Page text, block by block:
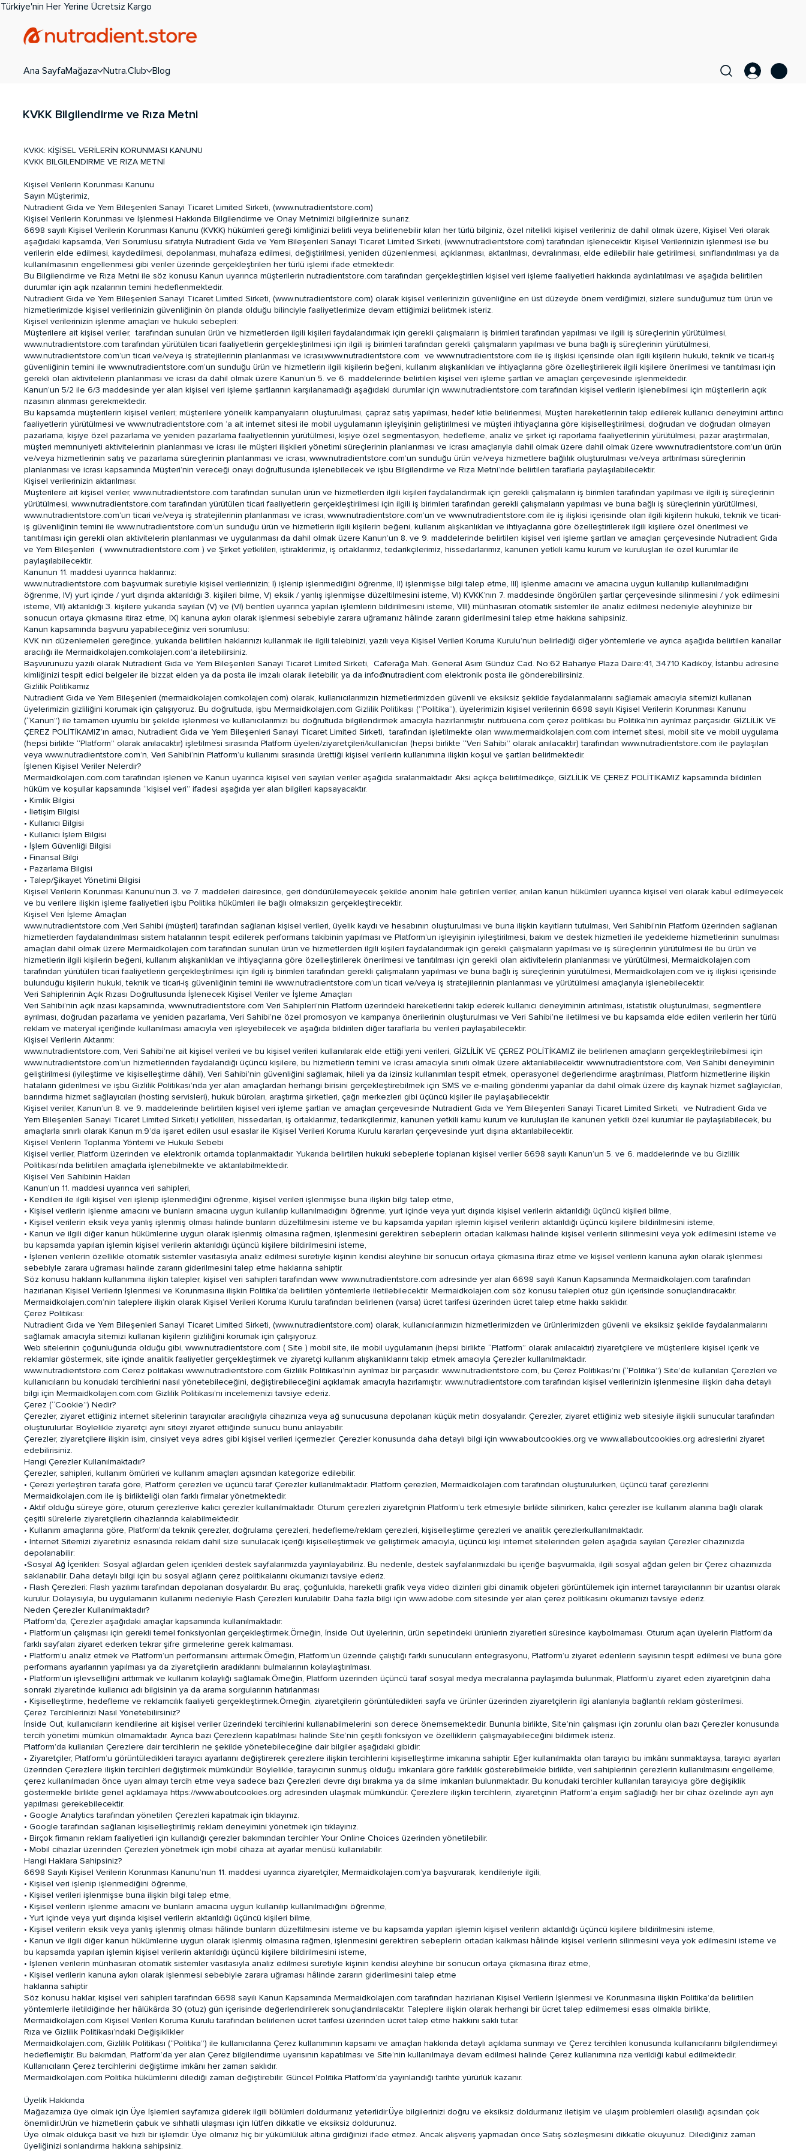
Ana SayfaMağaza Nutra.Club Blog
Türkiye'nin Her Yerine Ücretsiz Kargo
KVKK: KİŞİSEL VERİLERİN KORUNMASI KANUNU
KVKK BILGILENDIRME VE RIZA METNİ
Kişisel Verilerin Korunması Kanunu
Sayın Müşterimiz,
Nutradient Gıda ve Yem Bileşenleri Sanayi Ticaret Limited Sirketi, (www.nutradientstore.com)
Kişisel Verilerin Korunması ve İşlenmesi Hakkında Bilgilendirme ve Onay Metnimizi bilgilerinize sunarız.
6698 sayılı Kişisel Verilerin Korunması Kanunu (KVKK) hükümleri gereği kimliğinizi belirli veya belirlenebilir kılan her türlü bilginiz, özel nitelikli kişisel verileriniz de dahil olmak üzere, Kişisel Veri olarak
aşağıdaki kapsamda, Veri Sorumlusu sıfatıyla Nutradient Gıda ve Yem Bileşenleri Sanayi Ticaret Limited Sirketi, (www.nutradientstore.com) tarafından işlenecektir. Kişisel Verilerinizin işlenmesi ise bu
verilerin elde edilmesi, kaydedilmesi, depolanması, muhafaza edilmesi, değiştirilmesi, yeniden düzenlenmesi, açıklanması, aktarılması, devralınması, elde edilebilir hale getirilmesi, sınıflandırılması ya da
kullanılmasının engellenmesi gibi veriler üzerinde gerçekleştirilen her türlü işlemi ifade etmektedir.
Bu Bilgilendirme ve Rıza Metni ile söz konusu Kanun uyarınca müşterilerin nutradientstore.com tarafından gerçekleştirilen kişisel veri işleme faaliyetleri hakkında aydınlatılması ve aşağıda belirtilen
durumlar için açık rızalarının temini hedeflenmektedir.
Nutradient Gıda ve Yem Bileşenleri Sanayi Ticaret Limited Sirketi, (www.nutradientstore.com) olarak kişisel verilerinizin güvenliğine en üst düzeyde önem verdiğimizi, sizlere sunduğumuz tüm ürün ve
hizmetlerimizde kişisel verilerinizin güvenliğinin ön planda olduğu bilinciyle faaliyetlerimize devam ettiğimizi belirtmek isteriz.
Kişisel verilerinizin işlenme amaçları ve hukuki sebepleri:
Müşterilere ait kişisel veriler, tarafından sunulan ürün ve hizmetlerden ilgili kişileri faydalandırmak için gerekli çalışmaların iş birimleri tarafından yapılması ve ilgili iş süreçlerinin yürütülmesi,
www.nutradientstore.com tarafından yürütülen ticari faaliyetlerin gerçekleştirilmesi için ilgili iş birimleri tarafından gerekli çalışmaların yapılması ve buna bağlı iş süreçlerinin yürütülmesi,
www.nutradientstore.com’un ticari ve/veya iş stratejilerinin planlanması ve icrası,www.nutradientstore.com vewww.nutradientstore.com ile iş ilişkisi içerisinde olan ilgili kişilerin hukuki, teknik ve ticari-iş
güvenliğinin temini ilewww.nutradientstore.com’un sunduğu ürün ve hizmetlerin ilgili kişilerin beğeni, kullanım alışkanlıkları ve ihtiyaçlarına göre özelleştirilerek ilgili kişilere önerilmesi ve tanıtılması için
gerekli olan aktivitelerin planlanması ve icrası da dahil olmak üzere Kanun’un 5. ve 6. maddelerinde belirtilen kişisel veri işleme şartları ve amaçları çerçevesinde işlenmektedir.
Kanun’un 5/2 ile 6/3 maddesinde yer alan kişisel veri işleme şartlarının karşılanamadığı aşağıdaki durumlar için www.nutradientstore.com tarafından kişisel verilerin işlenebilmesi için müşterilerin açık
rızasının alınması gerekmektedir.
Bu kapsamda müşterilerin kişisel verileri; müşterilere yönelik kampanyaların oluşturulması, çapraz satış yapılması, hedef kitle belirlenmesi, Müşteri hareketlerinin takip edilerek kullanıcı deneyimini arttırıcı
faaliyetlerin yürütülmesi ve www.nutradientstore.com ‘a ait internet sitesi ile mobil uygulamanın işleyişinin geliştirilmesi ve müşteri ihtiyaçlarına göre kişiselleştirilmesi, doğrudan ve doğrudan olmayan
pazarlama, kişiye özel pazarlama ve yeniden pazarlama faaliyetlerinin yürütülmesi, kişiye özel segmentasyon, hedefleme, analiz ve şirket içi raporlama faaliyetlerinin yürütülmesi, pazar araştırmaları,
müşteri memnuniyeti aktivitelerinin planlanması ve icrası ile müşteri ilişkileri yönetimi süreçlerinin planlanması ve icrası amaçlarıyla dahil olmak üzere dahil olmak üzere www.nutradientstore.com’un ürün
ve/veya hizmetlerinin satış ve pazarlama süreçlerinin planlanması ve icrası, www.nutradientstore.com’un sunduğu ürün ve/veya hizmetlere bağlılık oluşturulması ve/veya arttırılması süreçlerinin
planlanması ve icrası kapsamında Müşteri’nin vereceği onayı doğrultusunda işlenebilecek ve işbu Bilgilendirme ve Rıza Metni’nde belirtilen taraflarla paylaşılabilecektir.
Kişisel verilerinizin aktarılması:
Müşterilere ait kişisel veriler,www.nutradientstore.com tarafından sunulan ürün ve hizmetlerden ilgili kişileri faydalandırmak için gerekli çalışmaların iş birimleri tarafından yapılması ve ilgili iş süreçlerinin
yürütülmesi,www.nutradientstore.com tarafından yürütülen ticari faaliyetlerin gerçekleştirilmesi için ilgili iş birimleri tarafından gerekli çalışmaların yapılması ve buna bağlı iş süreçlerinin yürütülmesi,
www.nutradientstore.com‘un ticari ve/veya iş stratejilerinin planlanması ve icrası,www.nutradientstore.com’un vewww.nutradientstore.com ile iş ilişkisi içerisinde olan ilgili kişilerin hukuki, teknik ve ticari-
iş güvenliğinin temini ilewww.nutradientstore.com’un sunduğu ürün ve hizmetlerin ilgili kişilerin beğeni, kullanım alışkanlıkları ve ihtiyaçlarına göre özelleştirilerek ilgili kişilere özel önerilmesi ve
tanıtılması için gerekli olan aktivitelerin planlanması ve uygulanması da dahil olmak üzere Kanun’un 8. ve 9. maddelerinde belirtilen kişisel veri işleme şartları ve amaçları çerçevesinde Nutradient Gıda
ve Yem Bileşenleri (www.nutradientstore.com ) ve Şirket yetkilileri, iştiraklerimiz, iş ortaklarımız, tedarikçilerimiz, hissedarlarımız, kanunen yetkili kamu kurum ve kuruluşları ile özel kurumlar ile
paylaşılabilecektir.
Kanunun 11. maddesi uyarınca haklarınız:
www.nutradientstore.com başvurmak suretiyle kişisel verilerinizin; I) işlenip işlenmediğini öğrenme, II) işlenmişse bilgi talep etme, III) işlenme amacını ve amacına uygun kullanılıp kullanılmadığını
öğrenme, IV) yurt içinde / yurt dışında aktarıldığı 3. kişileri bilme, V) eksik / yanlış işlenmişse düzeltilmesini isteme, VI) KVKK’nın 7. maddesinde öngörülen şartlar çerçevesinde silinmesini / yok edilmesini
isteme, VII) aktarıldığı 3. kişilere yukarıda sayılan (V) ve (VI) bentleri uyarınca yapılan işlemlerin bildirilmesini isteme, VIII) münhasıran otomatik sistemler ile analiz edilmesi nedeniyle aleyhinize bir
sonucun ortaya çıkmasına itiraz etme, IX) kanuna aykırı olarak işlenmesi sebebiyle zarara uğramanız hâlinde zararın giderilmesini talep etme hakkına sahipsiniz.
Kanun kapsamında başvuru yapabileceğiniz veri sorumlusu:
KVK nın düzenlemeleri gereğince, yukarıda belirtilen haklarınızı kullanmak ile ilgili talebinizi, yazılı veya Kişisel Verileri Koruma Kurulu’nun belirlediği diğer yöntemlerle ve ayrıca aşağıda belirtilen kanallar
aracılığı ile Mermaidkolajen.comkolajen.com’a iletebilirsiniz.
Başvurunuzu yazılı olarak Nutradient Gıda ve Yem Bileşenleri Sanayi Ticaret Limited Sirketi, Caferağa Mah. General Asım Gündüz Cad. No:62 Bahariye Plaza Daire:41, 34710 Kadıköy, İstanbu adresine
kimliğinizi tespit edici belgeler ile bizzat elden ya da posta ile imzalı olarak iletebilir, ya dainfo@nutradient.com elektronik posta ile gönderebilirsiniz.
Gizlilik Politikamız
Nutradient Gıda ve Yem Bileşenleri (mermaidkolajen.comkolajen.com) olarak, kullanıcılarımızın hizmetlerimizden güvenli ve eksiksiz şekilde faydalanmalarını sağlamak amacıyla sitemizi kullanan
üyelerimizin gizliliğini korumak için çalışıyoruz. Bu doğrultuda, işbu Mermaidkolajen.com Gizlilik Politikası (“Politika”), üyelerimizin kişisel verilerinin 6698 sayılı Kişisel Verilerin Korunması Kanunu
(“Kanun”) ile tamamen uyumlu bir şekilde işlenmesi ve kullanıcılarımızı bu doğrultuda bilgilendirmek amacıyla hazırlanmıştır. nutrbuena.com çerez politikası bu Politika’nın ayrılmaz parçasıdır. GİZLİLİK VE
ÇEREZ POLİTİKAMIZ’ın amacı, Nutradient Gıda ve Yem Bileşenleri Sanayi Ticaret Limited Sirketi, tarafından işletilmekte olan www.mermaidkolajen.com.com internet sitesi, mobil site ve mobil uygulama
(hepsi birlikte “Platform” olarak anılacaktır) işletilmesi sırasında Platform üyeleri/ziyaretçileri/kullanıcıları (hepsi birlikte “Veri Sahibi” olarak anılacaktır) tarafından www.nutradientstore.com ile paylaşılan
veya www.nutradientstore.com’n, Veri Sahibi’nin Platform’u kullanımı sırasında ürettiği kişisel verilerin kullanımına ilişkin koşul ve şartları belirlmektedir.
İşlenen Kişisel Veriler Nelerdir?
Mermaidkolajen.com.com tarafından işlenen ve Kanun uyarınca kişisel veri sayılan veriler aşağıda sıralanmaktadır. Aksi açıkça belirtilmedikçe, GİZLİLİK VE ÇEREZ POLİTİKAMIZ kapsamında bildirilen
hüküm ve koşullar kapsamında “kişisel veri” ifadesi aşağıda yer alan bilgileri kapsayacaktır.
• Kimlik Bilgisi
• İletişim Bilgisi
• Kullanıcı Bilgisi
• Kullanıcı İşlem Bilgisi
• İşlem Güvenliği Bilgisi
• Finansal Bilgi
• Pazarlama Bilgisi
• Talep/Şikayet Yönetimi Bilgisi
Kişisel Verilerin Korunması Kanunu’nun 3. ve 7. maddeleri dairesince, geri döndürülemeyecek şekilde anonim hale getirilen veriler, anılan kanun hükümleri uyarınca kişisel veri olarak kabul edilmeyecek
ve bu verilere ilişkin işleme faaliyetleri işbu Politika hükümleri ile bağlı olmaksızın gerçekleştirecektir.
Kişisel Veri İşleme Amaçları
www.nutradientstore.com ,Veri Sahibi (müşteri) tarafından sağlanan kişisel verileri, üyelik kaydı ve hesabının oluşturulması ve buna ilişkin kayıtların tutulması, Veri Sahibi’nin Platform üzerinden sağlanan
hizmetlerden faydalandırılması sistem hatalarının tespit edilerek performans takibinin yapılması ve Platform’un işleyişinin iyileştirilmesi, bakım ve destek hizmetleri ile yedekleme hizmetlerinin sunulması
amaçları dahil olmak üzere Mermaidkolajen.com tarafından sunulan ürün ve hizmetlerden ilgili kişileri faydalandırmak için gerekli çalışmaların yapılması ve iş süreçlerinin yürütülmesi ile bu ürün ve
hizmetlerin ilgili kişilerin beğeni, kullanım alışkanlıkları ve ihtiyaçlarına göre özelleştirilerek önerilmesi ve tanıtılması için gerekli olan aktivitelerin planlanması ve yürütülmesi, Mermaidkolajen.com
tarafından yürütülen ticari faaliyetlerin gerçekleştirilmesi için ilgili iş birimleri tarafından gerekli çalışmaların yapılması ve buna bağlı iş süreçlerinin yürütülmesi, Mermaidkolajen.com ve iş ilişkisi içerisinde
bulunduğu kişilerin hukuki, teknik ve ticari-iş güvenliğinin temini ile www.nutradientstore.com’un ticari ve/veya iş stratejilerinin planlanması ve yürütülmesi amaçlarıyla işlenebilecektir.
Veri Sahiplerinin Açık Rızası Doğrultusunda İşlenecek Kişisel Veriler ve İşleme Amaçları
Veri Sahibi’nin açık rızası kapsamında, www.nutradientstore.com Veri Sahipleri’nin Platform üzerindeki hareketlerini takip ederek kullanıcı deneyiminin artırılması, istatistik oluşturulması, segmentlere
ayrılması, doğrudan pazarlama ve yeniden pazarlama, Veri Sahibi’ne özel promosyon ve kampanya önerilerinin oluşturulması ve Veri Sahibi’ne iletilmesi ve bu kapsamda elde edilen verilerin her türlü
reklam ve materyal içeriğinde kullanılması amacıyla veri işleyebilecek ve aşağıda bildirilen diğer taraflarla bu verileri paylaşabilecektir.
Kişisel Verilerin Aktarımı:
www.nutradientstore.com, Veri Sahibi’ne ait kişisel verileri ve bu kişisel verileri kullanılarak elde ettiği yeni verileri, GİZLİLİK VE ÇEREZ POLİTİKAMIZ ile belirlenen amaçların gerçekleştirilebilmesi için
www.nutradientstore.com’un hizmetlerinden faydalandığı üçüncü kişilere, bu hizmetlerin temini ve icrası amacıyla sınırlı olmak üzere aktarılabilecektir. www.nutradientstore.com, Veri Sahibi deneyiminin
geliştirilmesi (iyileştirme ve kişiselleştirme dâhil), Veri Sahibi’nin güvenliğini sağlamak, hileli ya da izinsiz kullanımları tespit etmek, operasyonel değerlendirme araştırılması, Platform hizmetlerine ilişkin
hataların giderilmesi ve işbu Gizlilik Politikası’nda yer alan amaçlardan herhangi birisini gerçekleştirebilmek için SMS ve e-mailing gönderimi yapanlar da dahil olmak üzere dış kaynak hizmet sağlayıcıları,
barındırma hizmet sağlayıcıları (hosting servisleri), hukuk büroları, araştırma şirketleri, çağrı merkezleri gibi üçüncü kişiler ile paylaşabilecektir.
Kişisel veriler, Kanun’un 8. ve 9. maddelerinde belirtilen kişisel veri işleme şartları ve amaçları çerçevesinde Nutradient Gıda ve Yem Bileşenleri Sanayi Ticaret Limited Sirketi, ve Nutradient Gıda ve
Yem Bileşenleri Sanayi Ticaret Limited Sirketi,i yetkilileri, hissedarları, iş ortaklarımız, tedarikçilerimiz, kanunen yetkili kamu kurum ve kuruluşları ile kanunen yetkili özel kurumlar ile paylaşılabilecek, bu
amaçlarla sınırlı olarak Kanun m.9’da işaret edilen usul esaslar ile Kişisel Verileri Koruma Kurulu kararları çerçevesinde yurt dışına aktarılabilecektir.
Kişisel Verilerin Toplanma Yöntemi ve Hukuki Sebebi
Kişisel veriler, Platform üzerinden ve elektronik ortamda toplanmaktadır. Yukarıda belirtilen hukuki sebeplerle toplanan kişisel veriler 6698 sayılı Kanun’un 5. ve 6. maddelerinde ve bu Gizlilik
Politikası’nda belirtilen amaçlarla işlenebilmekte ve aktarılabilmektedir.
Kişisel Veri Sahibinin Hakları
Kanun’un 11. maddesi uyarınca veri sahipleri,
• Kendileri ile ilgili kişisel veri işlenip işlenmediğini öğrenme, kişisel verileri işlenmişse buna ilişkin bilgi talep etme,
• Kişisel verilerin işlenme amacını ve bunların amacına uygun kullanılıp kullanılmadığını öğrenme, yurt içinde veya yurt dışında kişisel verilerin aktarıldığı üçüncü kişileri bilme,
• Kişisel verilerin eksik veya yanlış işlenmiş olması halinde bunların düzeltilmesini isteme ve bu kapsamda yapılan işlemin kişisel verilerin aktarıldığı üçüncü kişilere bildirilmesini isteme,
• Kanun ve ilgili diğer kanun hükümlerine uygun olarak işlenmiş olmasına rağmen, işlenmesini gerektiren sebeplerin ortadan kalkması halinde kişisel verilerin silinmesini veya yok edilmesini isteme ve
bu kapsamda yapılan işlemin kişisel verilerin aktarıldığı üçüncü kişilere bildirilmesini isteme,
• İşlenen verilerin özellikle otomatik sistemler vasıtasıyla analiz edilmesi suretiyle kişinin kendisi aleyhine bir sonucun ortaya çıkmasına itiraz etme ve kişisel verilerin kanuna aykırı olarak işlenmesi
sebebiyle zarara uğraması halinde zararın giderilmesini talep etme haklarına sahiptir.
Söz konusu hakların kullanımına ilişkin talepler, kişisel veri sahipleri tarafından www.www.nutradientstore.com adresinde yer alan 6698 sayılı Kanun Kapsamında Mermaidkolajen.com tarafından
hazırlanan Kişisel Verilerin İşlenmesi ve Korunmasına ilişkin Politika’da belirtilen yöntemlerle iletilebilecektir. Mermaidkolajen.com söz konusu talepleri otuz gün içerisinde sonuçlandıracaktır.
Mermaidkolajen.com’nin taleplere ilişkin olarak Kişisel Verileri Koruma Kurulu tarafından belirlenen (varsa) ücret tarifesi üzerinden ücret talep etme hakkı saklıdır.
Çerez Politikası:
Nutradient Gıda ve Yem Bileşenleri Sanayi Ticaret Limited Sirketi, (www.nutradientstore.com) olarak, kullanıcılarımızın hizmetlerimizden ve ürünlerimizden güvenli ve eksiksiz şekilde faydalanmalarını
sağlamak amacıyla sitemizi kullanan kişilerin gizliliğini korumak için çalışıyoruz.
Web sitelerinin çoğunluğunda olduğu gibi, www.nutradientstore.com ( Site ) mobil site, ile mobil uygulamanın (hepsi birlikte “Platform” olarak anılacaktır) ziyaretçilere ve müşterilere kişisel içerik ve
reklamlar göstermek, site içinde analitik faaliyetler gerçekleştirmek ve ziyaretçi kullanım alışkanlıklarını takip etmek amacıyla Çerezler kullanılmaktadır.
www.nutradientstore.com Cerez politakası www.nutradientstore.com Gizlilik Politikası’nın ayrılmaz bir parçasıdır. www.nutradientstore.com, bu Çerez Politikası’nı (“Politika”) Site’de kullanılan Çerezleri ve
kullanıcıların bu konudaki tercihlerini nasıl yönetebileceğini, değiştirebileceğini açıklamak amacıyla hazırlamıştır. www.nutradientstore.com tarafından kişisel verilerinizin işlenmesine ilişkin daha detaylı
bilgi için Mermaidkolajen.com.com Gizlilik Politikası’nı incelemenizi tavsiye ederiz.
Çerez (“Cookie”) Nedir?
Çerezler, ziyaret ettiğiniz internet sitelerinin tarayıcılar aracılığıyla cihazınıza veya ağ sunucusuna depolanan küçük metin dosyalarıdır. Çerezler, ziyaret ettiğiniz web sitesiyle ilişkili sunucular tarafından
oluşturulurlar. Böylelikle ziyaretçi aynı siteyi ziyaret ettiğinde sunucu bunu anlayabilir.
Çerezler, ziyaretçilere ilişkin isim, cinsiyet veya adres gibi kişisel verileri içermezler. Çerezler konusunda daha detaylı bilgi için www.aboutcookies.org ve www.allaboutcookies.org adreslerini ziyaret
edebilirisiniz.
Hangi Çerezler Kullanılmaktadır?
Çerezler, sahipleri, kullanım ömürleri ve kullanım amaçları açısından kategorize edilebilir:
• Çerezi yerleştiren tarafa göre, Platform çerezleri ve üçüncü taraf Çerezler kullanılmaktadır. Platform çerezleri, Mermaidkolajen.com tarafından oluşturulurken, üçüncü taraf çerezlerini
Mermaidkolajen.com ile iş birlikteliği olan farklı firmalar yönetmektedir.
• Aktif olduğu süreye göre, oturum çerezlerive kalıcı çerezler kullanılmaktadır. Oturum çerezleri ziyaretçinin Platform’u terk etmesiyle birlikte silinirken, kalıcı çerezler ise kullanım alanına bağlı olarak
çeşitli sürelerle ziyaretçilerin cihazlarında kalabilmektedir.
• Kullanım amaçlarına göre, Platform’da teknik çerezler, doğrulama çerezleri, hedefleme/reklam çerezleri, kişiselleştirme çerezleri ve analitik çerezlerkullanılmaktadır.
• İnternet Sitemizi ziyaretiniz esnasında reklam dahil size sunulacak içeriği kişiselleştirmek ve geliştirmek amacıyla, üçüncü kişi internet sitelerinden gelen aşağıda sayılan Çerezler cihazınızda
depolanabilir:
•Sosyal Ağ İçerikleri: Sosyal ağlardan gelen içerikleri destek sayfalarımızda yayınlayabiliriz. Bu nedenle, destek sayfalarımızdaki bu içeriğe başvurmakla, ilgili sosyal ağdan gelen bir Çerez cihazınızda
saklanabilir. Daha detaylı bilgi için bu sosyal ağların çerez politikalarını okumanızı tavsiye ederiz.
• Flash Çerezleri: Flash yazılımı tarafından depolanan dosyalardır. Bu araç, çoğunlukla, hareketli grafik veya video dizinleri gibi dinamik objeleri görüntülemek için internet tarayıcılarının bir uzantısı olarak
kurulur. Dolayısıyla, bu uygulamanın kullanımı nedeniyle Flash Çerezleri kurulabilir. Daha fazla bilgi için www.adobe.com sitesinde yer alan çerez politikasını okumanızı tavsiye ederiz.
Neden Çerezler Kullanılmaktadır?
Platform’da, Çerezler aşağıdaki amaçlar kapsamında kullanılmaktadır:
• Platform’un çalışması için gerekli temel fonksiyonları gerçekleştirmek.Örneğin, İnside Out üyelerinin, ürün sepetindeki ürünlerin ziyaretleri süresince kaybolmaması. Oturum açan üyelerin Platform’da
farklı sayfaları ziyaret ederken tekrar şifre girmelerine gerek kalmaması.
• Platform’u analiz etmek ve Platform’un performansını arttırmak.Örneğin, Platform’un üzerinde çalıştığı farklı sunucuların entegrasyonu, Platform’u ziyaret edenlerin sayısının tespit edilmesi ve buna göre
performans ayarlarının yapılması ya da ziyaretçilerin aradıklarını bulmalarının kolaylaştırılması.
• Platform’un işlevselliğini arttırmak ve kullanım kolaylığı sağlamak.Örneğin, Platform üzerinden üçüncü taraf sosyal medya mecralarına paylaşımda bulunmak, Platform’u ziyaret eden ziyaretçinin daha
sonraki ziyaretinde kullanıcı adı bilgisinin ya da arama sorgularının hatırlanması
• Kişiselleştirme, hedefleme ve reklamcılık faaliyeti gerçekleştirmek.Örneğin, ziyaretçilerin görüntüledikleri sayfa ve ürünler üzerinden ziyaretçilerin ilgi alanlarıyla bağlantılı reklam gösterilmesi.
Çerez Tercihlerinizi Nasıl Yönetebilirsiniz?
İnside Out, kullanıcıların kendilerine ait kişisel veriler üzerindeki tercihlerini kullanabilmelerini son derece önemsemektedir. Bununla birlikte, Site’nin çalışması için zorunlu olan bazı Çerezler konusunda
tercih yönetimi mümkün olmamaktadır. Ayrıca bazı Çerezlerin kapatılması halinde Site’nin çeşitli fonksiyon ve özelliklerin çalışmayabileceğini bildirmek isteriz.
Platform’da kullanılan Çerezlere dair tercihlerin ne şekilde yönetebileceğine dair bilgiler aşağıdaki gibidir:
• Ziyaretçiler, Platform’u görüntüledikleri tarayıcı ayarlarını değiştirerek çerezlere ilişkin tercihlerini kişiselleştirme imkanına sahiptir. Eğer kullanılmakta olan tarayıcı bu imkânı sunmaktaysa, tarayıcı ayarları
üzerinden Çerezlere ilişkin tercihleri değiştirmek mümkündür. Böylelikle, tarayıcının sunmuş olduğu imkanlara göre farklılık gösterebilmekle birlikte, veri sahiplerinin çerezlerin kullanılmasını engelleme,
çerez kullanılmadan önce uyarı almayı tercih etme veya sadece bazı Çerezleri devre dışı bırakma ya da silme imkanları bulunmaktadır. Bu konudaki tercihler kullanılan tarayıcıya göre değişiklik
göstermekle birlikte genel açıklamayahttps://www.aboutcookies.org adresinden ulaşmak mümkündür. Çerezlere ilişkin tercihlerin, ziyaretçinin Platform’a erişim sağladığı her bir cihaz özelinde ayrı ayrı
yapılması gerekebilecektir.
• Google Analytics tarafından yönetilen Çerezleri kapatmak için tıklayınız.
• Google tarafından sağlanan kişiselleştirilmiş reklam deneyimini yönetmek için tıklayınız.
• Birçok firmanın reklam faaliyetleri için kullandığı çerezler bakımından tercihler Your Online Choices üzerinden yönetilebilir.
• Mobil cihazlar üzerinden Çerezleri yönetmek için mobil cihaza ait ayarlar menüsü kullanılabilir.
Hangi Haklara Sahipsiniz?
6698 Sayılı Kişisel Verilerin Korunması Kanunu’nun 11. maddesi uyarınca ziyaretçiler, Mermaidkolajen.com’ya başvurarak, kendileriyle ilgili,
• Kişisel veri işlenip işlenmediğini öğrenme,
• Kişisel verileri işlenmişse buna ilişkin bilgi talep etme,
• Kişisel verilerin işlenme amacını ve bunların amacına uygun kullanılıp kullanılmadığını öğrenme,
• Yurt içinde veya yurt dışında kişisel verilerin aktarıldığı üçüncü kişileri bilme,
• Kişisel verilerin eksik veya yanlış işlenmiş olması hâlinde bunların düzeltilmesini isteme ve bu kapsamda yapılan işlemin kişisel verilerin aktarıldığı üçüncü kişilere bildirilmesini isteme,
• Kanun ve ilgili diğer kanun hükümlerine uygun olarak işlenmiş olmasına rağmen, işlenmesini gerektiren sebeplerin ortadan kalkması hâlinde kişisel verilerin silinmesini veya yok edilmesini isteme ve
bu kapsamda yapılan işlemin kişisel verilerin aktarıldığı üçüncü kişilere bildirilmesini isteme,
• İşlenen verilerin münhasıran otomatik sistemler vasıtasıyla analiz edilmesi suretiyle kişinin kendisi aleyhine bir sonucun ortaya çıkmasına itiraz etme,
• Kişisel verilerin kanuna aykırı olarak işlenmesi sebebiyle zarara uğraması hâlinde zararın giderilmesini talep etme
haklarına sahiptir
Söz konusu haklar, kişisel veri sahipleri tarafından 6698 sayılı Kanun Kapsamında Mermaidkolajen.com tarafından hazırlanan Kişisel Verilerin İşlenmesi ve Korunmasına ilişkin Politika’da belirtilen
yöntemlerle iletildiğinde her hâlükârda 30 (otuz) gün içerisinde değerlendirilerek sonuçlandırılacaktır. Taleplere ilişkin olarak herhangi bir ücret talep edilmemesi esas olmakla birlikte,
Mermaidkolajen.com Kişisel Verileri Koruma Kurulu tarafından belirlenen ücret tarifesi üzerinden ücret talep etme hakkını saklı tutar.
Rıza ve Gizlilik Politikası’ndaki Değişiklikler
Mermaidkolajen.com, Gizlilik Politikası (“Politika”) ile kullanıcılarına Çerez kullanımının kapsamı ve amaçları hakkında detaylı açıklama sunmayı ve Çerez tercihleri konusunda kullanıcılarını bilgilendirmeyi
hedeflemiştir. Bu bakımdan, Platform’da yer alan Çerez bilgilendirme uyarısının kapatılması ve Site’nin kullanılmaya devam edilmesi halinde Çerez kullanımına rıza verildiği kabul edilmektedir.
Kullanıcıların Çerez tercihlerini değiştirme imkânı her zaman saklıdır.
Mermaidkolajen.com Politika hükümlerini dilediği zaman değiştirebilir. Güncel Politika Platform’da yayınlandığı tarihte yürürlük kazanır.
Üyelik Hakkında
Mağazamıza üye olmak için Üye İşlemleri sayfamıza giderek ilgili bölümleri doldurmanız yeterlidir.Üye bilgilerinizi doğru ve eksiksiz doldurmanız iletişim ve ulaşım problemleri olasılığı açısından çok
önemlidir.Ürün ve hizmetlerin çabuk ve sıhhatli ulaşması için lütfen dikkatle ve eksiksiz doldurunuz.
Üye olmak oldukça basit ve hızlı bir işlemdir. Üye olmanız hiç bir yükümlülük altına girdiğinizi ifade etmez. Ancak alışveriş yapmadan önce Satış sözleşmesini dikkatle okuyunuz. Dilediğiniz zaman
üyeliğinizi sonlandırma hakkına sahipsiniz.
KVKK Bilgilendirme ve Rıza Metni